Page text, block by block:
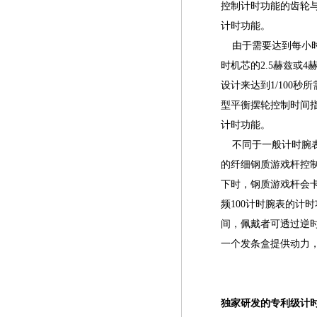
控制计时功能的齿轮
计时功能。
由于需要达到每小
时机芯的2.5赫兹或4
设计来达到1/100秒
型平衡摆轮控制时间
计时功能。
不同于一般计时腕
的纤细钢质游戏杆控
下时，钢质游戏杆会
频100计时腕表的计
间，佩戴者可透过逆
一个发条盒提供动力
独家研发的专利级计